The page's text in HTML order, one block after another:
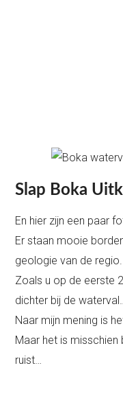
Slap Boka
En hier zijn een paar
Er staan mooie
geologie van de regio.
Zoals u op de eerste
dichter bij de
Naar mijn mening is
Maar het is
ruist…